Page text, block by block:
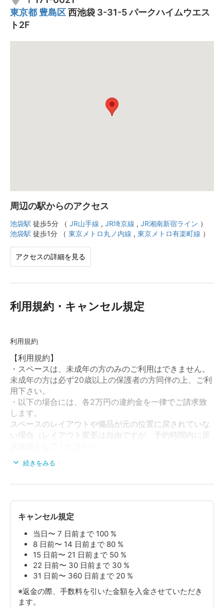
東京都 豊島区西池袋 3-31-5 パークハイムウエス
ト2F
周辺の駅からのアクセス
池袋駅 徒歩5分 （ JR山手線 , JR埼京線 , JR湘南新宿ライン ）
池袋駅 徒歩1分 （ 東京メトロ丸ノ内線 , 東京メトロ有楽町線 ）
アクセスの詳細を見る
利用規約・キャンセル規定
利用規約
【利用規約】
・スペースは、未成年の方のみのご利用はできません。
未成年の方は必ず20歳以上の保護者の方同伴の上、ご利
用下さい。
・以下の場合には、各2万円の違約金を一律でご請求致
します。
スペースのレイアウトや備品が元の位置に戻されていな
い場合（レイアウト変更は自由ですが、予約時間内に原
スペース内で喫煙された場合
無断でバーカウンターや控室を使用された場合（オプシ
ョン料金+違約金）
・スペースが帰属する建造物や、付帯設備・備品などの
破損または紛失には十分ご注意下さい。建造物、付帯設
備・備品などを破損または紛失した場合、修理代等とし
て実費分を賠償して頂きます。また、その際の見積・施
工は当社にて行います。
・公共的な秩序違反（性的行為、騒音、道路占有、ゴミ
投棄、悪ふざけなど）はしないようにして下さい。これ
により当社または第三者に損害が生じた場合は、損害の
続きをみる
キャンセル規定
当日〜 7 日前まで 100 %
8 日前〜 14 日前まで 80 %
15 日前〜 21 日前まで 50 %
22 日前〜 30 日前まで 30 %
31 日前〜 360 日前まで 20 %
※返金の際、手数料を引いた金額を入金させていただき
ます。